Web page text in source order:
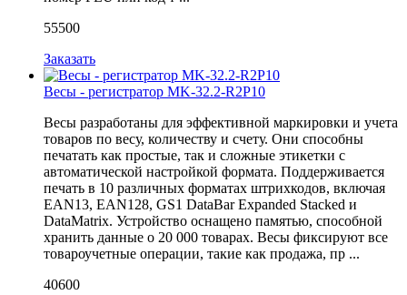
55500
Заказать
Весы - регистратор MK-32.2-R2P10
Весы разработаны для эффективной маркировки и учета
товаров по весу, количеству и счету. Они способны
печатать как простые, так и сложные этикетки с
автоматической настройкой формата. Поддерживается
печать в 10 различных форматах штрихкодов, включая
EAN13, EAN128, GS1 DataBar Expanded Stacked и
DataMatrix. Устройство оснащено памятью, способной
хранить данные о 20 000 товарах. Весы фиксируют все
товароучетные операции, такие как продажа, пр ...
40600